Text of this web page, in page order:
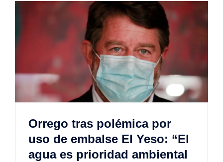
Orrego tras polémica por
uso de embalse El Yeso: “El
agua es prioridad ambiental